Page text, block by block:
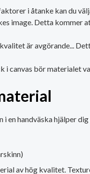
i åtanke kan du
image. Detta kommer
är avgörande...
i canvas bör materialet
i en handväska hjälper
av hög kvalitet.